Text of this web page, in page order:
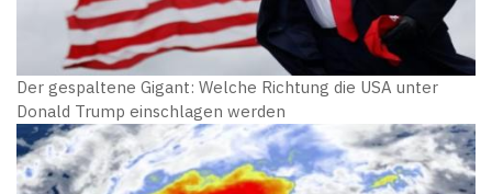
Der gespaltene Gigant: Welche Richtung die USA unter
Donald Trump einschlagen werden